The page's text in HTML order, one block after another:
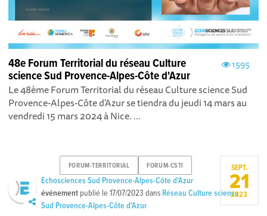
1595
48e Forum Territorial du réseau Culture
science Sud Provence-Alpes-Côte d'Azur
Le 48ème Forum Territorial du réseau Culture science Sud
Provence-Alpes-Côte d'Azur se tiendra du jeudi 14 mars au
vendredi 15 mars 2024 à Nice. ...
FORUM-TERRITORIAL FORUM-CSTI
Echosciences Sud Provence-Alpes-Côte d'Azur
événement publié le17/07/2023 dans Réseau Culture science
Sud Provence-Alpes-Côte d'Azur
SEPT.
21
2023